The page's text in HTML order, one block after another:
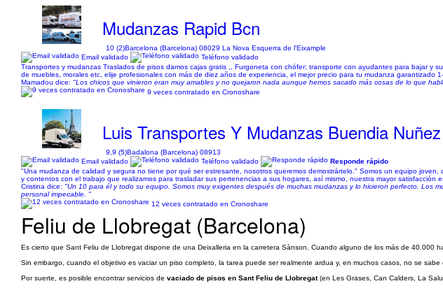
Mudanzas Rapid Bcn
10 (2)Barcelona (Barcelona) 08029 La Nova Esquerra de l'Eixample
Email validado
Teléfono validado
Transportes y mudanzas Traslados de pisos damos cajas gratis ,, Furgoneta con chófer; transporte con ayudantes para bajar y
de muebles, morales etc, elije profesionales con más de diez años de experiencia, el mejor precio para tu mudanza garantizado
Mamadou dice: "Los chicos que vinieron eran muy amables y no quejaron nada aunque hemos sacado más cosas de lo que
9 veces contratado en Cronoshare
Luis Transportes Y Mudanzas Buendia Nuñez
9,9 (5)Badalona (Barcelona) 08913
Email validado
Teléfono validado
Responde rápido
"Una mudanza de calidad y segura no tiene por qué ser estresante, nosotros queremos demostrártelo." Somos un equipo
y contentos con el trabajo que realizamos para trasladar sus pertenencias a sus hogares, así mismo, nuestra mayor satisfacción
Cristina dice: "Un 10 para él y todo su equipo. Somos muy exigentes después de muchas mudanzas y lo hicieron perfecto. Los
personal impecable. "
12 veces contratado en Cronoshare
Feliu de Llobregat (Barcelona)
Es cierto que Sant Feliu de Llobregat dispone de una Deixalleria en la carretera Sànson. Cuando alguno de los más de
Sin embargo, cuando el objetivo es vaciar un piso completo, la tarea puede ser realmente ardua y, en muchos casos, no se
Por suerte, es posible encontrar servicios de vaciado de pisos en Sant Feliu de Llobregat(en Les Grases, Can Calders, La